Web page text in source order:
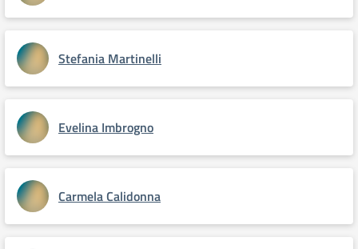
Stefania Martinelli
Evelina Imbrogno
Carmela Calidonna